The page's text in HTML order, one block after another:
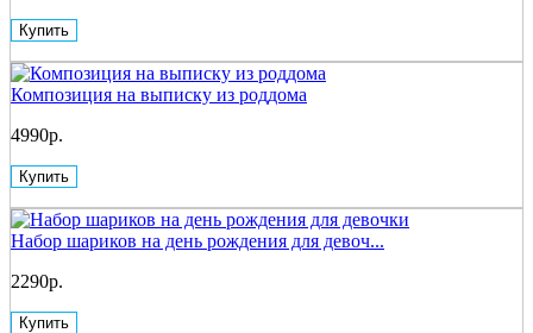
Купить
Композиция на выписку из роддома
4990р.
Купить
Набор шариков на день рождения для девоч...
2290р.
Купить